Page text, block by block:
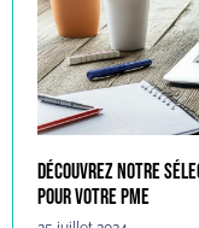
Découvrez notre
pour votre PME